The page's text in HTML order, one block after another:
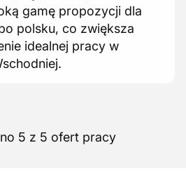
gamę propozycji dla
polsku, co zwiększa
idealnej pracy w
5 z 5 ofert pracy